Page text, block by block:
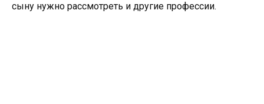
сыну нужно рассмотреть и другие профессии.